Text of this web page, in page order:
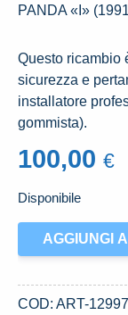
PANDA «I»
​Questo ricambio
sicurezza e
installatore
gommista).
100,00 €
Disponibile
ALBERO
TRASMISSIONE
DAL
AGGIUNGI
COD: ART-12997